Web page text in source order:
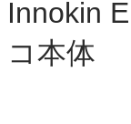
Innokin
コ本体